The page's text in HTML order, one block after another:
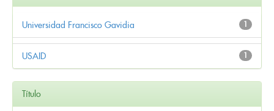
1
Universidad Francisco Gavidia
1
USAID
Título